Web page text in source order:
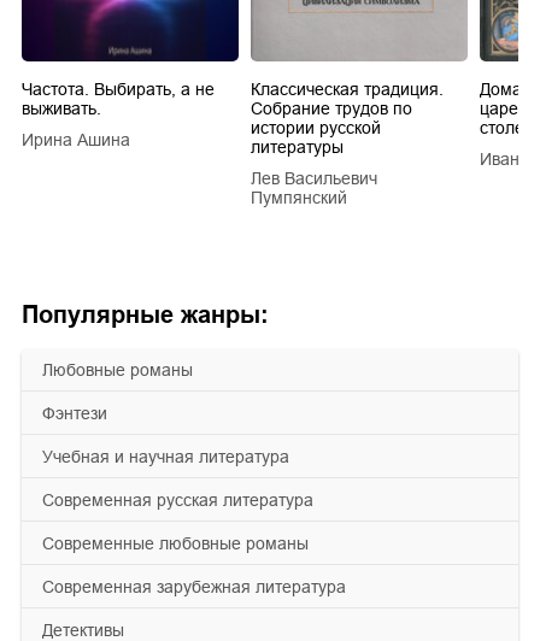
Популярные жанры:
любовные романы
фэнтези
учебная и научная литература
современная русская литература
современные любовные романы
современная зарубежная литература
детективы
Частота. Выбирать, а не
выживать.
Ирина Ашина
Классическая традиция.
Собрание трудов по
истории русской
литературы
Лев Васильевич
Пумпянский
царей
Иван